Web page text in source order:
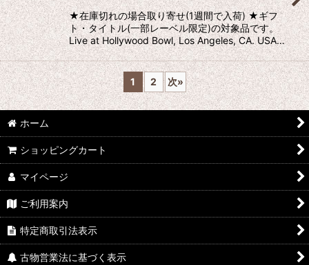
★在庫切れの場合取り寄せ(1週間で入荷) ★ギフ
ト・タイトル(一部レーベル限定)の対象品です。
Live at Hollywood Bowl, Los Angeles, CA. USA…
1 2 次»
ホーム
ショッピングカート
マイページ
ご利用案内
特定商取引法表示
古物営業法に基づく表示